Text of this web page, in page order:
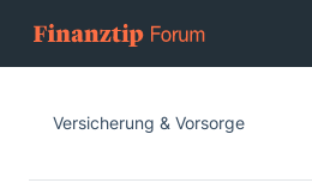
Versicherung & Vorsorge